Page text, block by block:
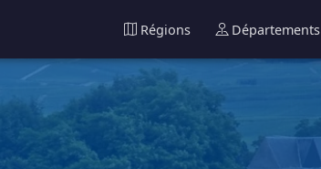
Régions Départements